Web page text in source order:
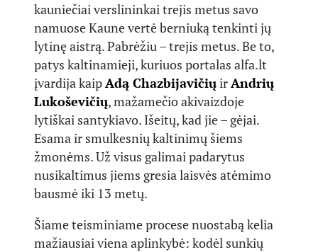
kauniečiai verslininkai trejis metus savo
namuose Kaune vertė berniuką tenkinti jų
lytinę aistrą. Pabrėžiu – trejis metus. Be to,
patys kaltinamieji, kuriuos portalas alfa.lt
įvardija kaipAdą ChazbijavičiųirAndrių
Lukoševičių, mažamečio akivaizdoje
lytiškai santykiavo. Išeitų, kad jie – gėjai.
Esama ir smulkesnių kaltinimų šiems
žmonėms. Už visus galimai padarytus
nusikaltimus jiems gresia laisvės atėmimo
bausmė iki 13 metų.
Šiame teisminiame procese nuostabą kelia
mažiausiai viena aplinkybė: kodėl sunkių